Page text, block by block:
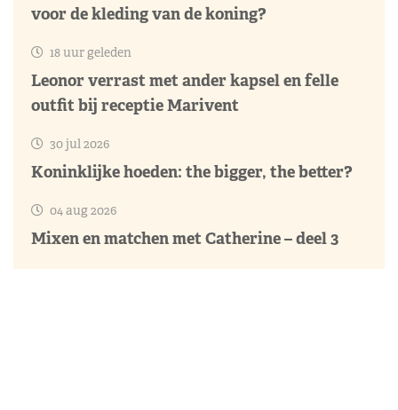
voor de kleding van de koning?
18 uur geleden
Leonor verrast met ander kapsel en felle
outfit bij receptie Marivent
30 jul 2026
Koninklijke hoeden: the bigger, the better?
04 aug 2026
Mixen en matchen met Catherine – deel 3